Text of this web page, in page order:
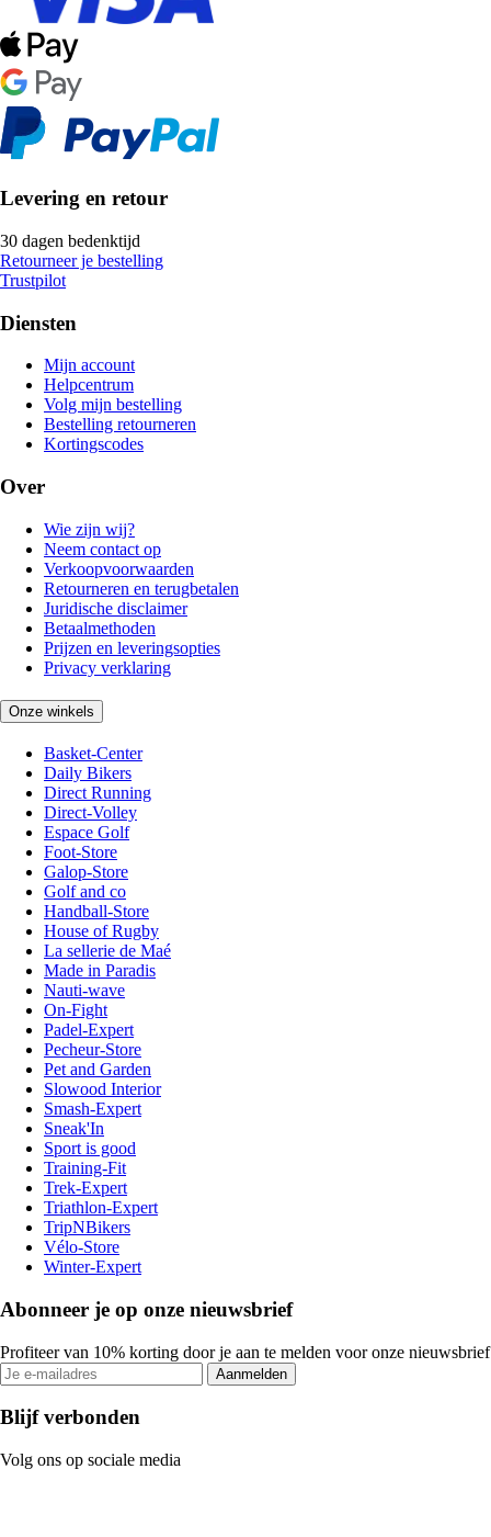
Levering en retour
30 dagen bedenktijd
Retourneer je bestelling
Trustpilot
Diensten
Mijn account
Helpcentrum
Volg mijn bestelling
Bestelling retourneren
Kortingscodes
Over
Wie zijn wij?
Neem contact op
Verkoopvoorwaarden
Retourneren en terugbetalen
Juridische disclaimer
Betaalmethoden
Prijzen en leveringsopties
Privacy verklaring
Onze winkels
Basket-Center
Daily Bikers
Direct Running
Direct-Volley
Espace Golf
Foot-Store
Galop-Store
Golf and co
Handball-Store
House of Rugby
La sellerie de Maé
Made in Paradis
Nauti-wave
On-Fight
Padel-Expert
Pecheur-Store
Pet and Garden
Slowood Interior
Smash-Expert
Sneak'In
Sport is good
Training-Fit
Trek-Expert
Triathlon-Expert
TripNBikers
Vélo-Store
Winter-Expert
Abonneer je op onze nieuwsbrief
Profiteer van 10% korting door je aan te melden voor onze nieuwsbrief
Aanmelden
Blijf verbonden
Volg ons op sociale media